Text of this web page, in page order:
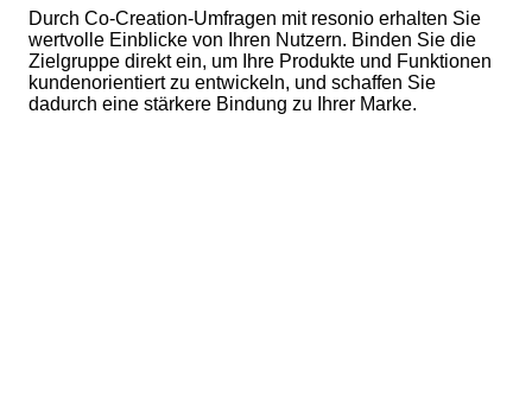
Durch Co-Creation-Umfragen mit resonio erhalten Sie
wertvolle Einblicke von Ihren Nutzern. Binden Sie die
Zielgruppe direkt ein, um Ihre Produkte und Funktionen
kundenorientiert zu entwickeln, und schaffen Sie
dadurch eine stärkere Bindung zu Ihrer Marke.